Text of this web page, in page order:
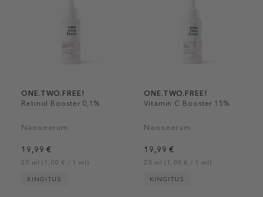
ONE.TWO.FREE!
Retinol Booster 0,1%
Näoseerum
19,99 €
20 ml (1,00 € / 1 ml)
KINGITUS
ONE.TWO.FREE!
Vitamin C Booster 15%
Näoseerum
19,99 €
20 ml (1,00 € / 1 ml)
KINGITUS